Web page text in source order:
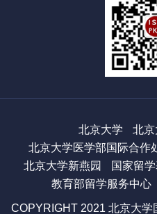
北京大学
北京
北京大学医学部国际合作
北京大学新燕园
国家留
教育部留学服务中心
COPYRIGHT 2021 北京大